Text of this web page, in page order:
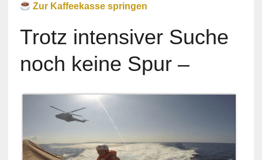
Zur Kaffeekasse springen
Trotz intensiver Suche
noch keine Spur –